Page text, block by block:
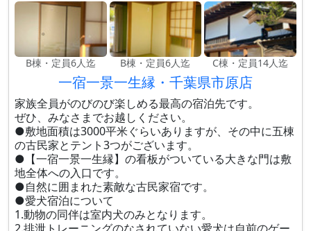
B棟・定員6人迄 B棟・定員6人迄 C棟・定員14人迄
一宿一景一生縁・千葉県市原店
家族全員がのびのび楽しめる最高の宿泊先です。
ぜひ、みなさまでお越しください。
●敷地面積は3000平米ぐらいありますが、その中に五棟
の古民家とテント3つがございます。
●【一宿一景一生縁】の看板がついている大きな門は敷
地全体への入口です。
●自然に囲まれた素敵な古民家宿です。
●愛犬宿泊について
1.動物の同伴は室内犬のみとなります。